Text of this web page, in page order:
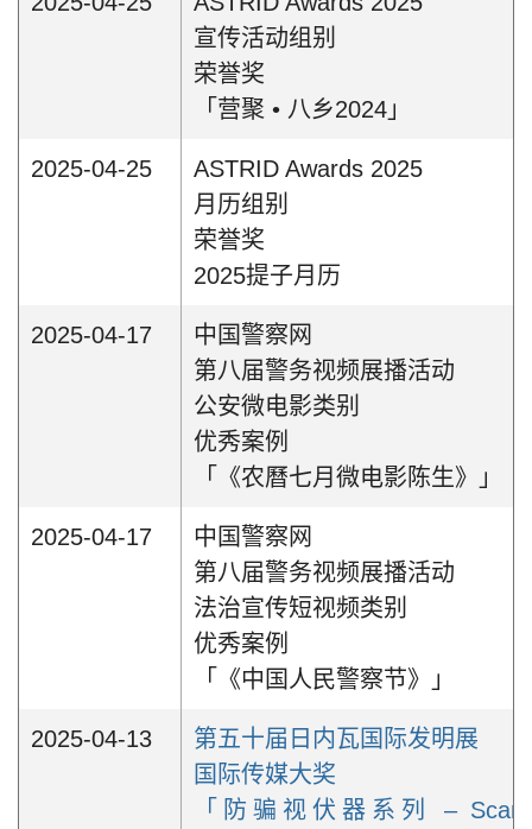
宣传活动组别
荣誉奖
「营聚 • 八乡2024」
2025-04-25
ASTRID Awards 2025
月历组别
荣誉奖
2025提子月历
2025-04-17
中国警察网
第八届警务视频展播活动
公安微电影类别
优秀案例
「《农曆七月微电影陈生》」
2025-04-17
中国警察网
第八届警务视频展播活动
法治宣传短视频类别
优秀案例
「《中国人民警察节》」
2025-04-13
第五十届日内瓦国际发明展
国际传媒大奖
「防骗视伏器系列 –